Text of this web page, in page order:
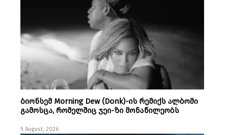
ბიონსემ Morning Dew (Donk)-ის რემიქს ალბომი
გამოსცა, რომელშიც ჯეი-ზი მონაწილეობს
5 August, 2026